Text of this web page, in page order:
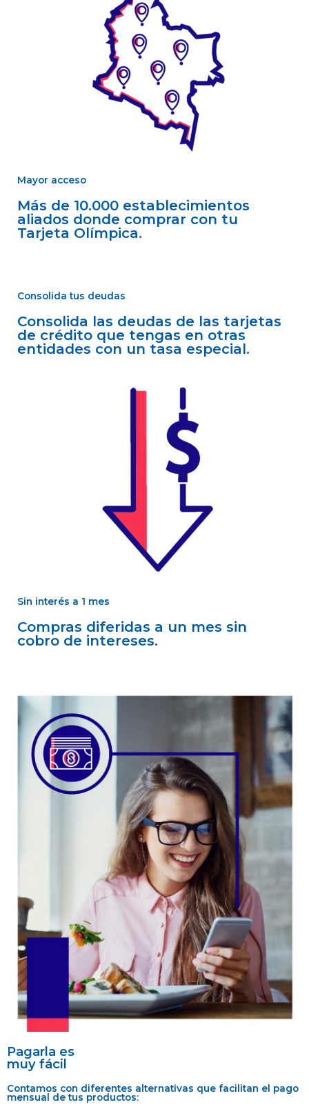
Mayor acceso
Más de 10.000 establecimientos
aliados donde comprar con tu
Tarjeta Olímpica.
Consolida tus deudas
Consolida las deudas de las tarjetas
de crédito que tengas en otras
entidades con un tasa especial.
Sin interés a 1 mes
Compras diferidas a un mes sin
cobro de intereses.
Pagarla es
muy fácil
Contamos con diferentes alternativas que facilitan el pago
mensual de tus productos: